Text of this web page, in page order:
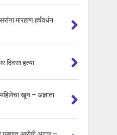
मारहाण हर्षवर्धन
दिवसा हत्या
खून – अज्ञाता